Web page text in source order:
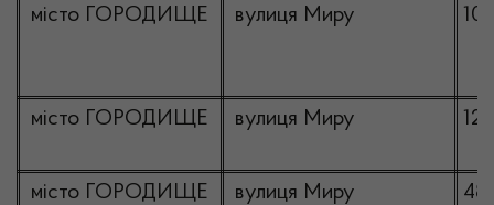
місто ГОРОДИЩЕ вулиця Миру 103
місто ГОРОДИЩЕ вулиця Миру 121
місто ГОРОДИЩЕ вулиця Миру 48